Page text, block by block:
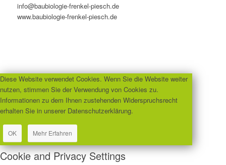
info@baubiologie-frenkel-piesch.de
www.baubiologie-frenkel-piesch.de
Diese Website verwendet Cookies. Wenn Sie die Website weiter
nutzen, stimmen Sie der Verwendung von Cookies zu.
Informationen zu dem Ihnen zustehenden Widerspruchsrecht
erhalten Sie in unserer Datenschutzerklärung.
OK Mehr Erfahren
Cookie and Privacy Settings